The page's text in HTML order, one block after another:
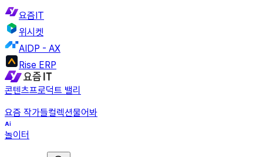
요즘IT
위시켓
AIDP - AX
Rise ERP
콘텐츠프로덕트 밸리
요즘 작가들컬렉션물어봐
놀이터